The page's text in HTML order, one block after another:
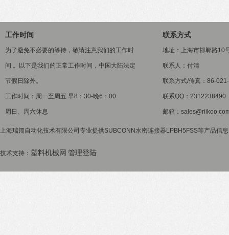
工作时间
为了避免不必要的等待，敬请注意我们的工作时
间 。以下是我们的正常工作时间，中国大陆法定
节假日除外。
工作时间：周一至周五 早8：30-晚6：00
周日、周六休息
联系方式
地址：上海市邯郸路10
联系人：付清
联系方式/传真：86-
联系QQ：2312238490
邮箱：
上海瑞阔自动化技术有限公司专业提供SUBCONN水密连接器LPBH5FSS等产品信
技术支持： 塑料机械网 管理登陆